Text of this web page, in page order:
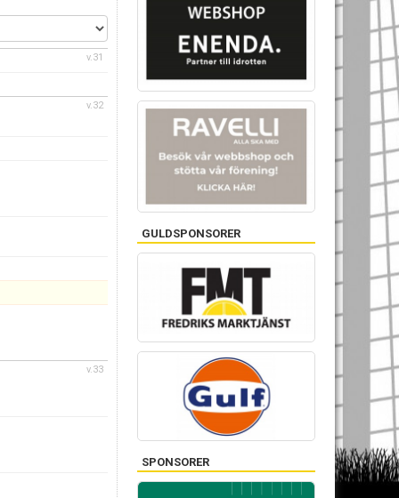
v.31
v.32
v.33
GULDSPONSORER
SPONSORER